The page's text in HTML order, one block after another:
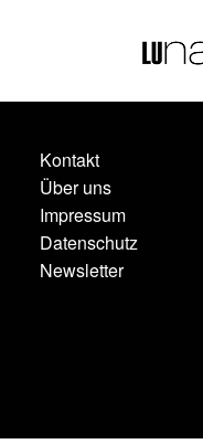
Kontakt
Über uns
Impressum
Datenschutz
Newsletter